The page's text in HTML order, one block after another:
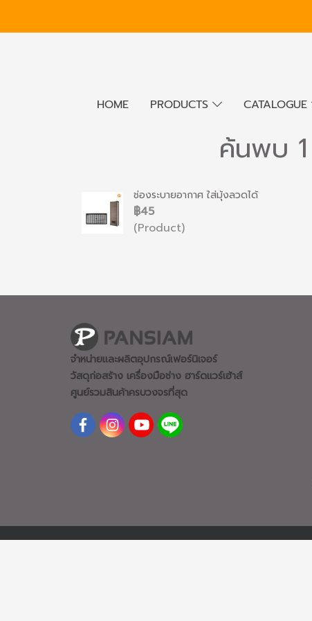
HOME PRODUCTS CATALOGUE
ค้นพบ 1
ช่องระบายอากาศ ใส่มุ้งลวดได้
฿45
(Product)
จำหน่ายและผลิตอุปกรณ์เฟอร์นิเจอร์
วัสดุก่อสร้าง เครื่องมือช่าง ฮาร์ดแวร์เฮ้าส์
ศูนย์รวมสินค้าครบวงจรที่สุด